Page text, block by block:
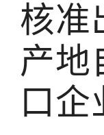
核准
产地
口